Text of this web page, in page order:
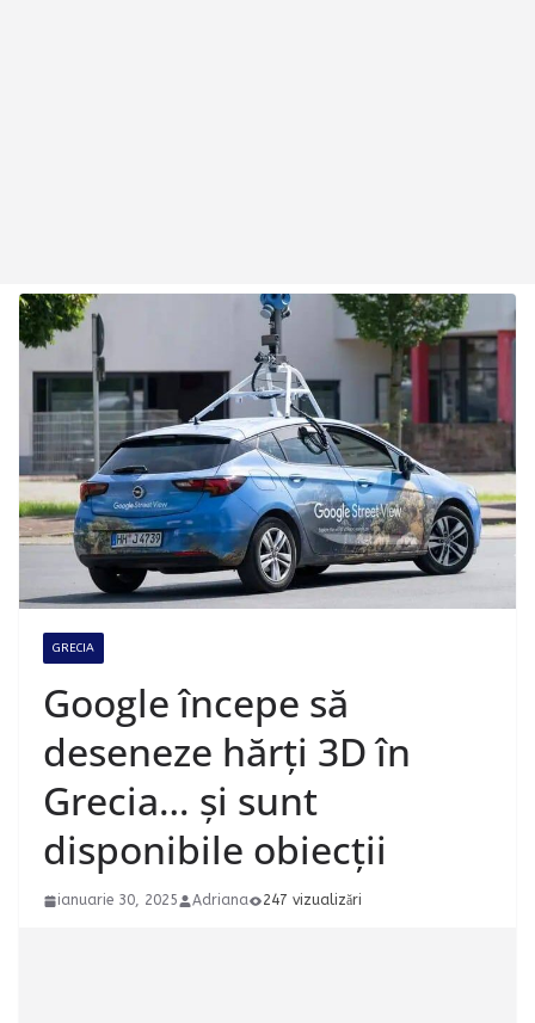
GRECIA
Google începe să
deseneze hărți 3D în
Grecia… și sunt
disponibile obiecții
ianuarie 30, 2025 Adriana 247 vizualizări